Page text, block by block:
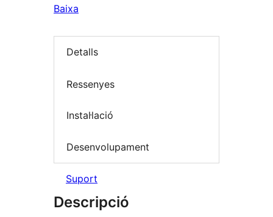
Baixa
Detalls
Ressenyes
Instal·lació
Desenvolupament
Suport
Descripció